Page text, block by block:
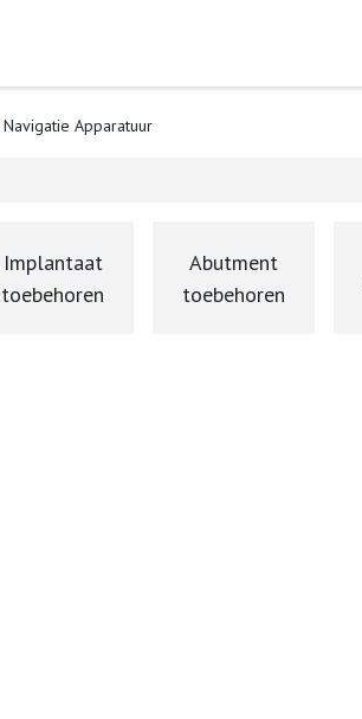
Navigatie Apparatuur
Implantaat
toebehoren
Abutment
toebehoren